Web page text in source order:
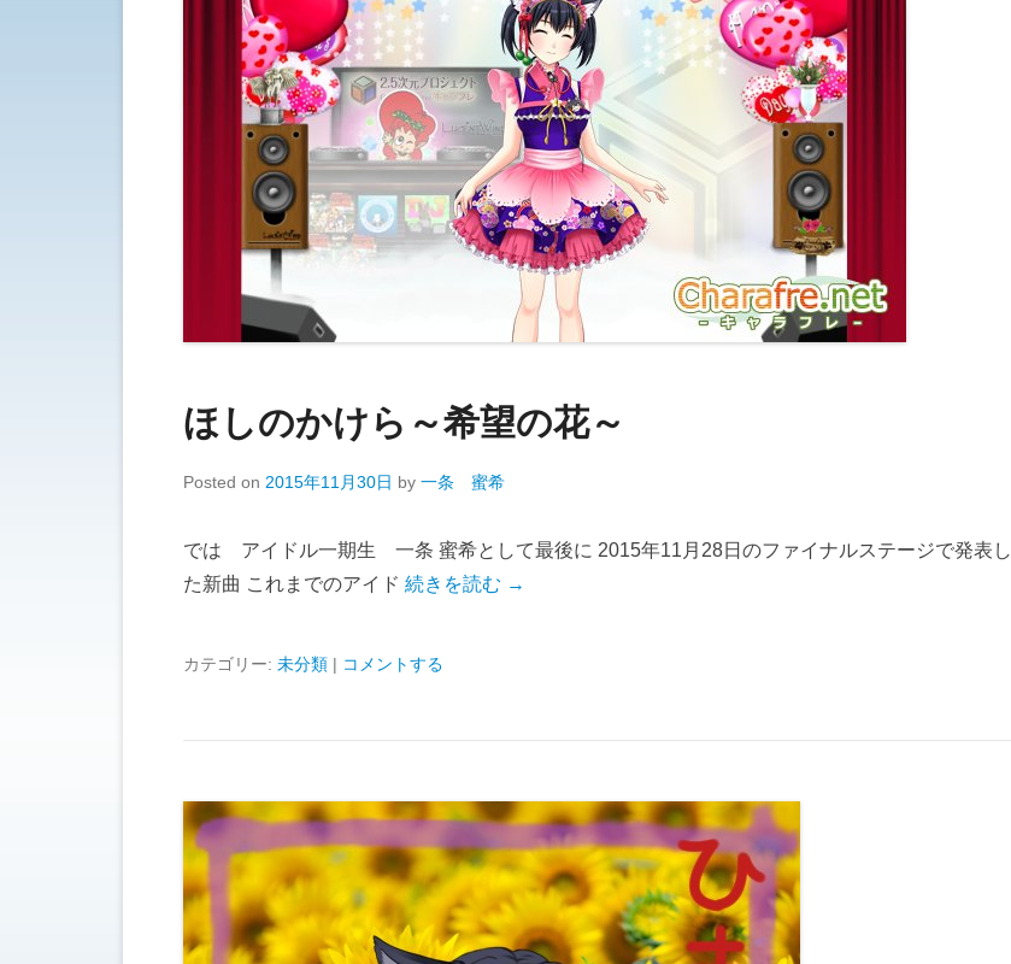
ほしのかけら～希望の花～
Posted on 2015年11月30日 by 一条 蜜希
では アイドル一期生 一条 蜜希として最後に 2015年11月28日のファイナルステージで発表し
た新曲 これまでのアイド 続きを読む →
カテゴリー: 未分類 | コメントする